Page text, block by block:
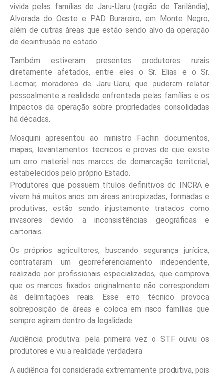
vivida pelas famílias de Jaru-Uaru (região de Tarilândia),
Alvorada do Oeste e PAD Burareiro, em Monte Negro,
além de outras áreas que estão sendo alvo da operação
de desintrusão no estado.
Também estiveram presentes produtores rurais
diretamente afetados, entre eles o Sr. Elias e o Sr.
Leomar, moradores de Jaru-Uaru, que puderam relatar
pessoalmente a realidade enfrentada pelas famílias e os
impactos da operação sobre propriedades consolidadas
há décadas.
Mosquini apresentou ao ministro Fachin documentos,
mapas, levantamentos técnicos e provas de que existe
um erro material nos marcos de demarcação territorial,
estabelecidos pelo próprio Estado.
Produtores que possuem títulos definitivos do INCRA e
vivem há muitos anos em áreas antropizadas, formadas e
produtivas, estão sendo injustamente tratados como
invasores devido a inconsistências geográficas e
cartoriais.
Os próprios agricultores, buscando segurança jurídica,
contrataram um georreferenciamento independente,
realizado por profissionais especializados, que comprova
que os marcos fixados originalmente não correspondem
às delimitações reais. Esse erro técnico provoca
sobreposição de áreas e coloca em risco famílias que
sempre agiram dentro da legalidade.
Audiência produtiva: pela primeira vez o STF ouviu os
produtores e viu a realidade verdadeira
A audiência foi considerada extremamente produtiva, pois